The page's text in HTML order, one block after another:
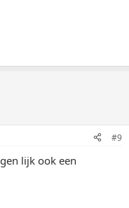
#9
lijk ook een